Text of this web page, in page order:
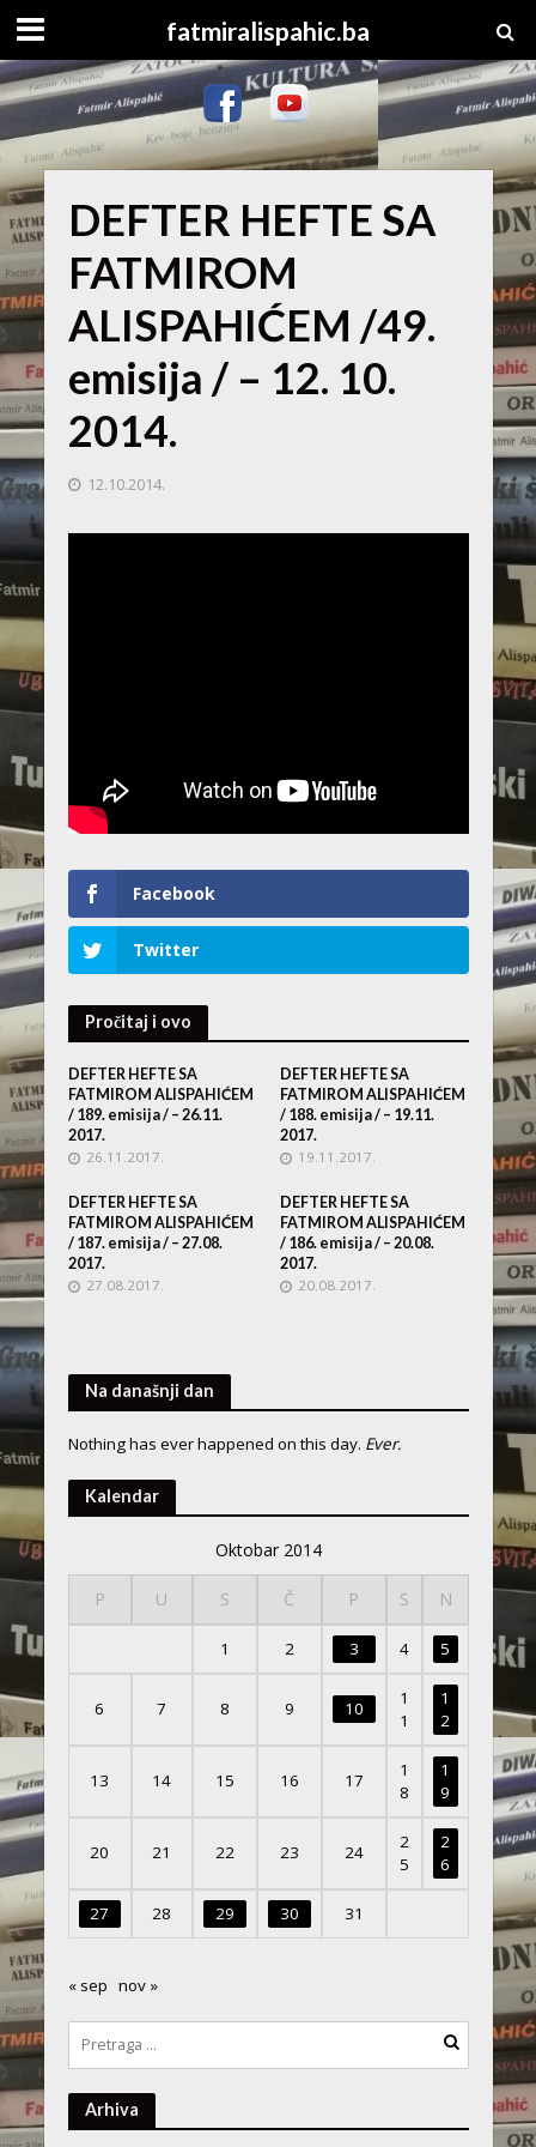
fatmiralispahic.ba
DEFTER HEFTE SA
FATMIROM
ALISPAHIĆEM /49.
emisija / – 12. 10.
2014.
12.10.2014.
Facebook
Twitter
Pročitaj i ovo
DEFTER HEFTE SA
FATMIROM ALISPAHIĆEM
/ 189. emisija / – 26.11.
2017.
26.11.2017.
DEFTER HEFTE SA
FATMIROM ALISPAHIĆEM
/ 188. emisija / – 19.11.
2017.
19.11.2017.
DEFTER HEFTE SA
FATMIROM ALISPAHIĆEM
/ 187. emisija / – 27.08.
2017.
27.08.2017.
DEFTER HEFTE SA
FATMIROM ALISPAHIĆEM
/ 186. emisija / – 20.08.
2017.
20.08.2017.
Na današnji dan
Nothing has ever happened on this day. Ever.
Kalendar
Oktobar 2014
P U S Č P S N
1 2 3 4 5
6 7 8 9 10
1
1
1
2
13 14 15 16 17
1
8
1
9
20 21 22 23 24
2
5
2
6
27 28 29 30 31
« sep nov »
Arhiva